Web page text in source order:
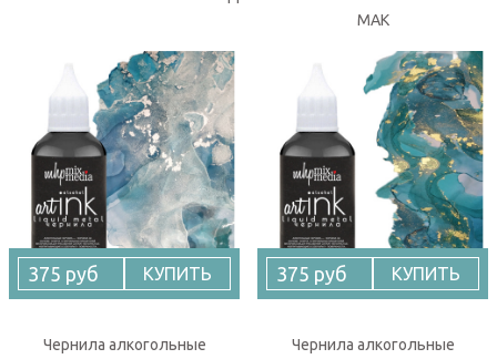
МАК
375 руб КУПИТЬ
Чернила алкогольные
375 руб КУПИТЬ
Чернила алкогольные